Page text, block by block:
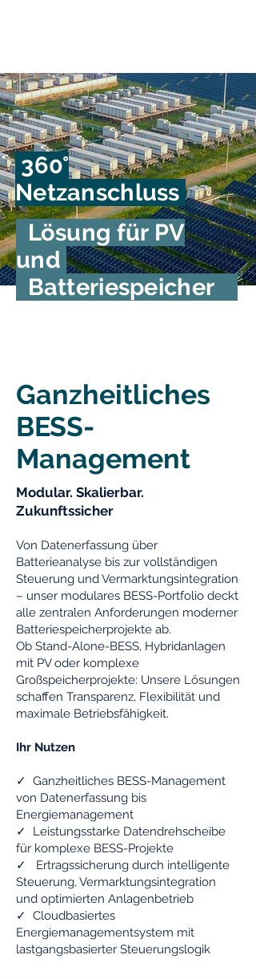
Lösung für PV
und
Batteriespeicher
360°
Netzanschluss
Ganzheitliches
BESS-
Management
Modular. Skalierbar.
Zukunftssicher
Von Datenerfassung über
Batterieanalyse bis zur vollständigen
Steuerung und Vermarktungsintegration
– unser modulares BESS-Portfolio deckt
alle zentralen Anforderungen moderner
Batteriespeicherprojekte ab.
Ob Stand-Alone-BESS, Hybridanlagen
mit PV oder komplexe
Großspeicherprojekte: Unsere Lösungen
schaffen Transparenz, Flexibilität und
maximale Betriebsfähigkeit.
Ihr Nutzen
✓ Ganzheitliches BESS-Management
von Datenerfassung bis
Energiemanagement
✓ Leistungsstarke Datendrehscheibe
für komplexe BESS-Projekte
✓ Ertragssicherung durch intelligente
Steuerung, Vermarktungsintegration
und optimierten Anlagenbetrieb
✓ Cloudbasiertes
Energiemanagementsystem mit
lastgangsbasierter Steuerungslogik